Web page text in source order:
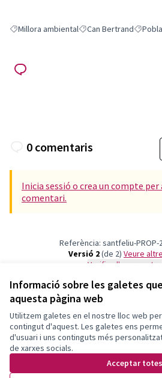
Informació sobre les galetes
aquesta pàgina web
Utilitzem galetes en el nostre lloc web
contingut d'aquest. Les galetes ens
d'usuari i uns continguts més
de xarxes socials.
Acceptar totes
Resultats en filtrar per: Millora ambiental
Millora ambientalResultats en filtrar per:
Can Bertrand
0 comentaris
Inicia sessió o crea un compte
comentari.
Referència: santfeliu-PROP-
Versió 2(de 2)
veure
Verifica l'empremta
Termes i condicions d'ús
Configuració de les galetes
Decidim Sant Feliu a X
(Enllaç extern)
Decidim Sant Feliu a Facebook
(Enllaç extern)
Decidim Sant Feliu a Instagram
(Enllaç extern)
Decidim Sant Feliu a
(Enllaç extern)
Triar la llenguaElegir el idioma